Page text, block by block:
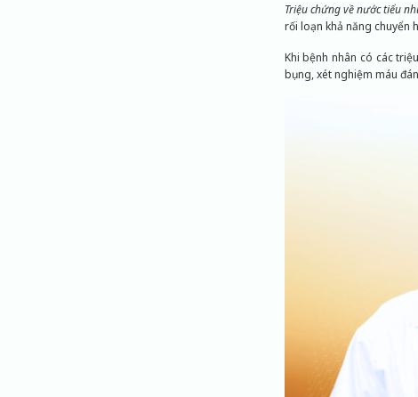
Triệu chứng về nước tiểu
rối loạn khả năng chuyển
Khi bệnh nhân có các
bụng, xét nghiệm máu